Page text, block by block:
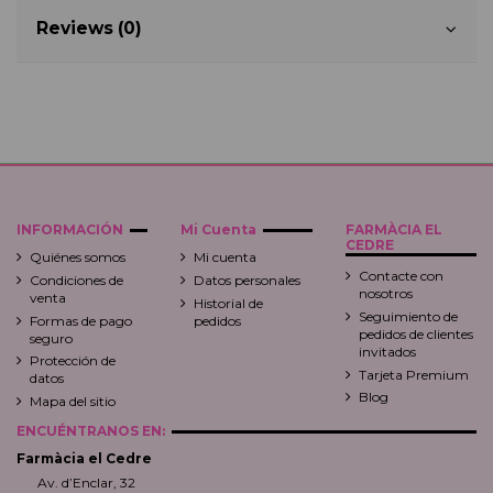
Reviews (0)
INFORMACIÓN
Quiénes somos
Condiciones de
venta
Formas de pago
seguro
Protección de
datos
Mapa del sitio
Mi Cuenta
Mi cuenta
Datos personales
Historial de
pedidos
FARMÀCIA EL
CEDRE
Contacte con
nosotros
Seguimiento de
pedidos de clientes
invitados
Tarjeta Premium
Blog
ENCUÉNTRANOS EN:
Farmàcia el Cedre
Av. d’Enclar, 32